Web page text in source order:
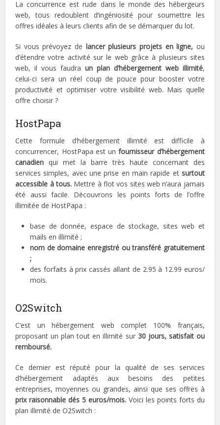
La concurrence est rude dans le monde des hébergeurs
web, tous redoublent d’ingéniosité pour soumettre les
offres idéales à leurs clients afin de se démarquer du lot.
Si vous prévoyez de lancer plusieurs projets en ligne, ou
d’étendre votre activité sur le web grâce à plusieurs sites
web, il vous faudra un plan d’hébergement web illimité,
celui-ci sera un réel coup de pouce pour booster votre
productivité et optimiser votre visibilité web. Mais quelle
offre choisir ?
HostPapa
Cette formule d’hébergement illimité est difficile à
concurrencer, HostPapa est unfournisseur d’hébergement
canadienqui met la barre très haute concernant des
services simples, avec une prise en main rapide et surtout
accessible à tous.Mettre à flot vos sites web n’aura jamais
été aussi facile. Découvrons les points forts de l’offre
illimitée de HostPapa :
base de donnée, espace de stockage, sites web et
mails en illimité ;
nom de domaine enregistré ou transféré gratuitement
;
des forfaits à prix cassés allant de 2.95 à 12.99 euros/
mois.
O2Switch
C’est un hébergement web complet 100% français,
proposant un plan tout en illimité sur 30 jours, satisfait ou
remboursé.
Ce dernier est réputé pour la qualité de ses services
d’hébergement adaptés aux besoins des petites
entreprises, moyennes ou grandes, ainsi que ses offres à
prix raisonnable dés 5 euros/mois. Voici les points forts du
plan illimité de O2Switch :